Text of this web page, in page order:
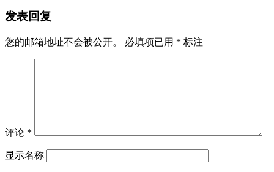
发表回复
您的邮箱地址不会被公开。 必填项已用 * 标注
评论 *
显示名称